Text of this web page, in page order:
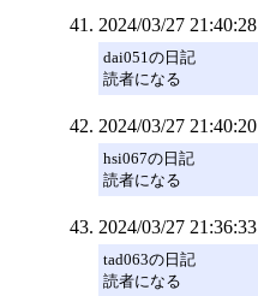
2024/03/27 21:40:28
dai051の日記
読者になる
2024/03/27 21:40:20
hsi067の日記
読者になる
2024/03/27 21:36:33
tad063の日記
読者になる